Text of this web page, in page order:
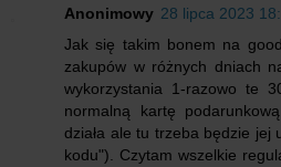
Anonimowy 28 lipca 2023
Jak się takim bonem na
zakupów w różnych dniach
wykorzystania 1-razowo te
normalną kartę
działa ale tu trzeba będzie jej
kodu"). Czytam wszelkie